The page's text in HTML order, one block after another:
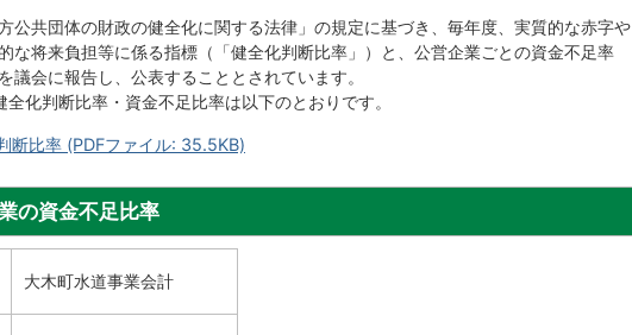
公共団体の財政の健全化に関する法律」の規定に基づき、毎年度、実質的な赤字や
な将来負担等に係る指標（「健全化判断比率」）と、公営企業ごとの資金不足率
議会に報告し、公表することとされています。
化判断比率・資金不足比率は以下のとおりです。
断比率 (PDFファイル: 35.5KB)
の資金不足比率
大木町水道事業会計